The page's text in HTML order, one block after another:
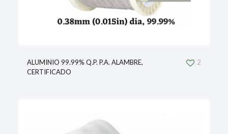
ALUMINIO 99.99% Q.P. P.A. ALAMBRE,
CERTIFICADO
2